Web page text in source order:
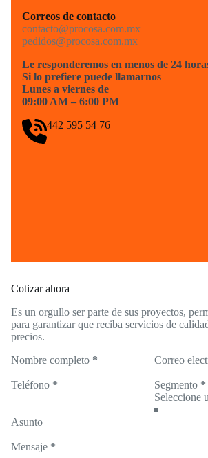
Correos de contacto
contacto@procosa.com.mx
pedidos@procosa.com.mx
Le responderemos en menos de 24
Si lo prefiere puede llamarnos
Lunes a viernes de
09:00 AM – 6:00 PM
442 595 54 76
Cotizar ahora
Es un orgullo ser parte de sus proyectos,
para garantizar que reciba servicios de
precios.
Nombre completo * Correo
Teléfono * Segmento *
Asunto
Mensaje *